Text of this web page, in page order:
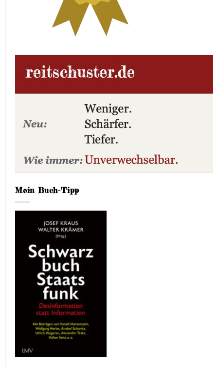
Mein Buch-Tipp